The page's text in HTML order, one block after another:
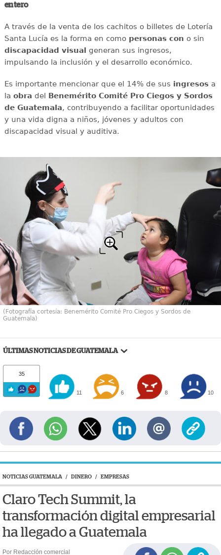
entero
A través de la venta de los cachitos o billetes de Lotería
Santa Lucía es la forma en como personas con o sin
discapacidad visual generan sus ingresos,
impulsando la inclusión y el desarrollo económico.
Es importante mencionar que el 14% de sus ingresosa
la obra del Benemérito Comité Pro Ciegos y Sordos
de Guatemala, contribuyendo a facilitar oportunidades
y una vida digna a niños, jóvenes y adultos con
discapacidad visual y auditiva.
(Fotografía cortesía: Benemérito Comité Pro Ciegos y Sordos de
Guatemala)
ÚLTIMAS NOTICIAS DE GUATEMALA
35
11 6 8 10
NOTICIAS GUATEMALA / DINERO / EMPRESAS
Claro Tech Summit, la
transformación digital empresarial
ha llegado a Guatemala
Por Redacción comercial